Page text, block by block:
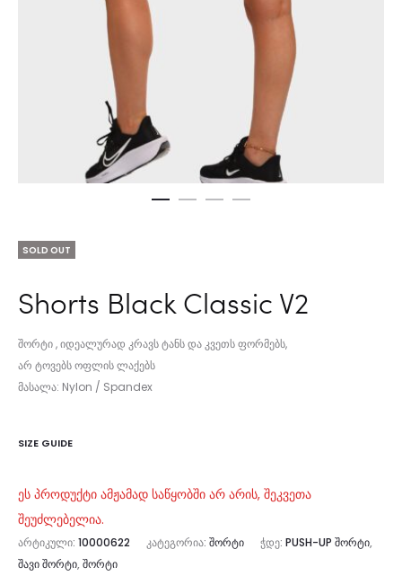
SOLD OUT
Shorts Black Classic V2
შორტი , იდეალურად კრავს ტანს და კვეთს ფორმებს,
არ ტოვებს ოფლის ლაქებს
მასალა: Nylon / Spandex
SIZE GUIDE
ეს პროდუქტი ამჟამად საწყობში არ არის, შეკვეთა
შეუძლებელია.
ᲐᲠᲢᲘᲙᲣᲚᲘ: 10000622 ᲙᲐᲢᲔᲒᲝᲠᲘᲐ: ᲨᲝᲠᲢᲘ ᲭᲓᲔ: PUSH-UP ᲨᲝᲠᲢᲘ,
ᲨᲐᲕᲘ ᲨᲝᲠᲢᲘ, ᲨᲝᲠᲢᲘ